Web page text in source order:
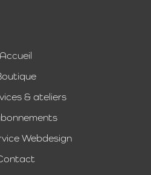
Accueil
& ateliers
Webdesign